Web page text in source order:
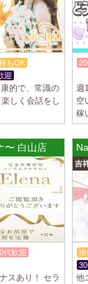
ちOK
迎
的で、常識の
しく会話をし
週
空
稼
〜 白山店
代歓迎
スあり！ セラ
吉
掛
他